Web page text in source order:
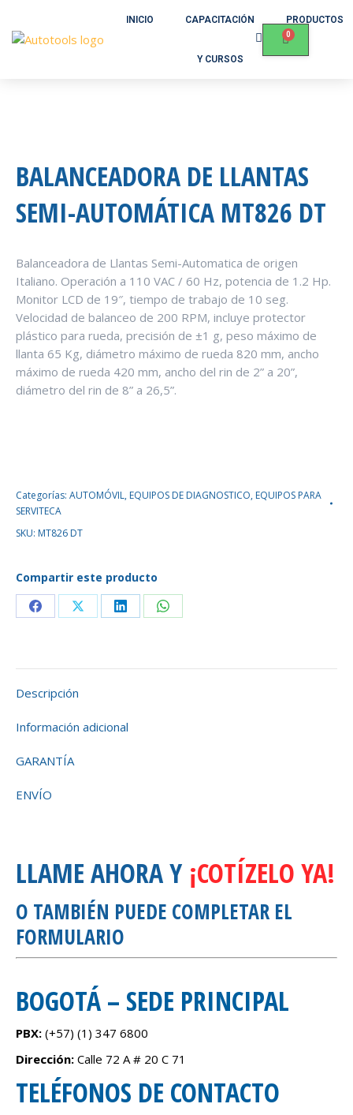
INICIO CAPACITACIÓN
Y CURSOS
PRODUCTOS
BALANCEADORA DE LLANTAS
SEMI-AUTOMÁTICA MT826 DT
Balanceadora de Llantas Semi-Automatica de origen
Italiano. Operación a 110 VAC / 60 Hz, potencia de 1.2 Hp.
Monitor LCD de 19″, tiempo de trabajo de 10 seg.
Velocidad de balanceo de 200 RPM, incluye protector
plástico para rueda, precisión de ±1 g, peso máximo de
llanta 65 Kg, diámetro máximo de rueda 820 mm, ancho
máximo de rueda 420 mm, ancho del rin de 2” a 20”,
diámetro del rin de 8” a 26,5”.
Categorías: AUTOMÓVIL, EQUIPOS DE DIAGNOSTICO, EQUIPOS PARA
SERVITECA
SKU: MT826 DT
Compartir este producto
Descripción
Información adicional
GARANTÍA
ENVÍO
LLAME AHORA Y ¡COTÍZELO YA!
O TAMBIÉN PUEDE COMPLETAR EL
FORMULARIO
BOGOTÁ – SEDE PRINCIPAL
PBX: (+57) (1) 347 6800
Dirección: Calle 72 A # 20 C 71
TELÉFONOS DE CONTACTO